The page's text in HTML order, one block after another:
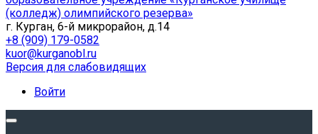
(колледж) олимпийского резерва»
г. Курган, 6-й микрорайон, д.14
+8 (909) 179-0582
kuor@kurganobl.ru
Версия для слабовидящих
Войти